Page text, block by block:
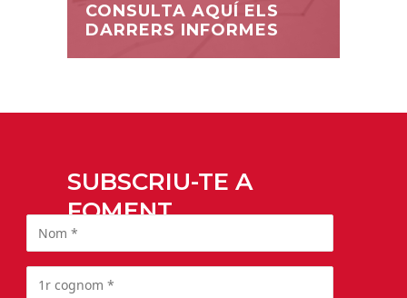
CONSULTA AQUÍ ELS
DARRERS INFORMES
SUBSCRIU-TE A
FOMENT